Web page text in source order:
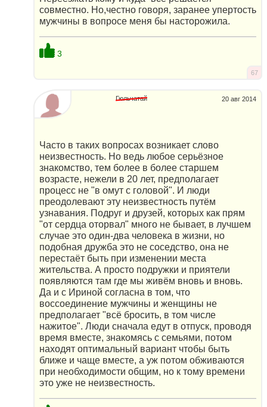
совместно. Но,честно говоря, заранее упертость
мужчины в вопросе меня бы насторожила.
3
67
20 авг 2014
Гюльчатай
Часто в таких вопросах возникает слово
неизвестность. Но ведь любое серьёзное
знакомство, тем более в более старшем
возрасте, нежели в 20 лет, предполагает
процесс не "в омут с головой". И люди
преодолевают эту неизвестность путём
узнавания. Подруг и друзей, которых как прям
"от сердца оторвал" много не бывает, в лучшем
случае это один-два человека в жизни, но
подобная дружба это не соседство, она не
перестаёт быть при изменении места
жительства. А просто подружки и приятели
появляются там где мы живём вновь и вновь.
Да и с Ириной согласна в том, что
воссоединение мужчины и женщины не
предполагает "всё бросить, в том числе
нажитое". Люди сначала едут в отпуск, проводя
время вместе, знакомясь с семьями, потом
находят оптимальный вариант чтобы быть
ближе и чаще вместе, а уж потом обживаются
при необходимости общим, но к тому времени
это уже не неизвестность.